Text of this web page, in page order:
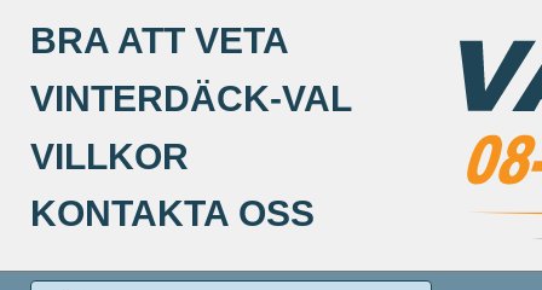
BRA ATT VETA
VINTERDÄCK-VAL
VILLKOR
KONTAKTA OSS